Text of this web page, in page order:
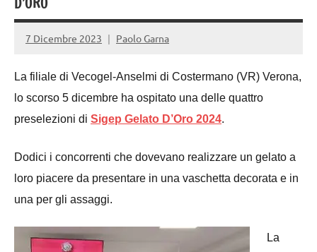
7 Dicembre 2023 Paolo Garna
La filiale di Vecogel-Anselmi di Costermano (VR) Verona,
lo scorso 5 dicembre ha ospitato una delle quattro
preselezioni di Sigep Gelato D’Oro 2024.
Dodici i concorrenti che dovevano realizzare un gelato a
loro piacere da presentare in una vaschetta decorata e in
una per gli assaggi.
La